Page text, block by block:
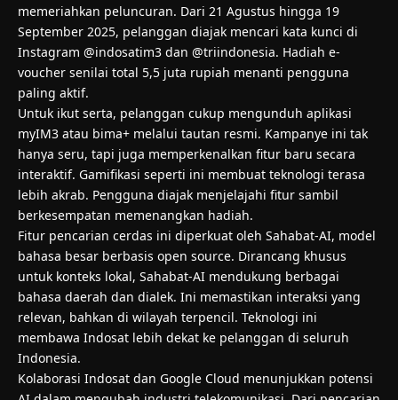
memeriahkan peluncuran. Dari 21 Agustus hingga 19
September 2025, pelanggan diajak mencari kata kunci di
Instagram @indosatim3 dan @triindonesia. Hadiah e-
voucher senilai total 5,5 juta rupiah menanti pengguna
paling aktif.
Untuk ikut serta, pelanggan cukup mengunduh aplikasi
myIM3 atau bima+ melalui tautan resmi. Kampanye ini tak
hanya seru, tapi juga memperkenalkan fitur baru secara
interaktif. Gamifikasi seperti ini membuat teknologi terasa
lebih akrab. Pengguna diajak menjelajahi fitur sambil
berkesempatan memenangkan hadiah.
Fitur pencarian cerdas ini diperkuat oleh Sahabat-AI, model
bahasa besar berbasis open source. Dirancang khusus
untuk konteks lokal, Sahabat-AI mendukung berbagai
bahasa daerah dan dialek. Ini memastikan interaksi yang
relevan, bahkan di wilayah terpencil. Teknologi ini
membawa Indosat lebih dekat ke pelanggan di seluruh
Indonesia.
Kolaborasi Indosat dan Google Cloud menunjukkan potensi